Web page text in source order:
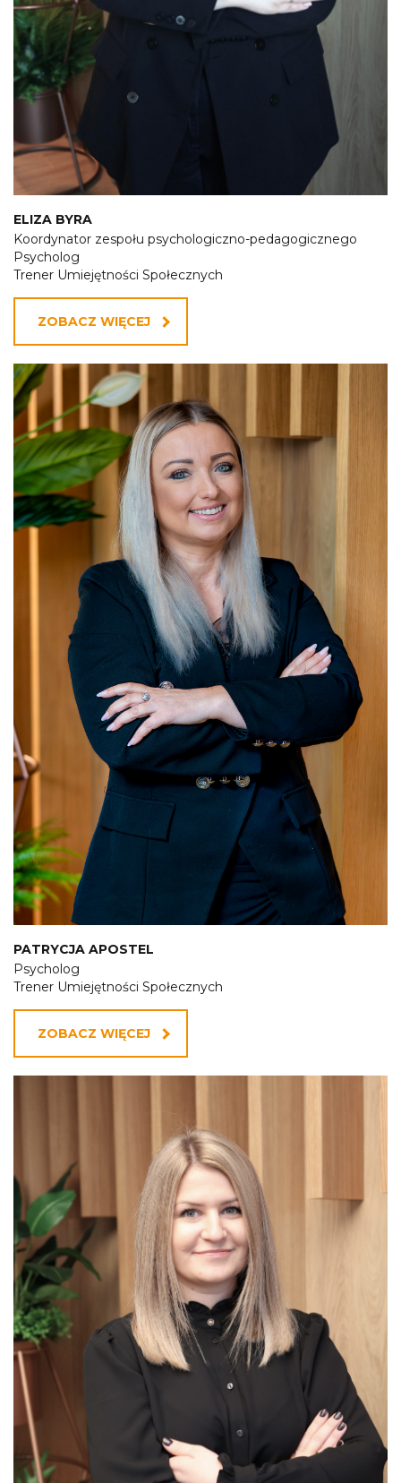
ELIZA BYRA
Koordynator zespołu psychologiczno-pedagogicznego
Psycholog
Trener Umiejętności Społecznych
ZOBACZ WIĘCEJ
PATRYCJA APOSTEL
Psycholog
Trener Umiejętności Społecznych
ZOBACZ WIĘCEJ